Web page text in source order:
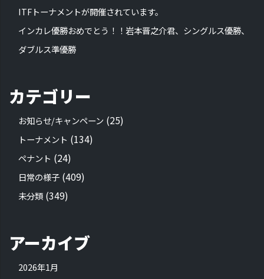
ITFトーナメントが開催されています。
インカレ優勝おめでとう！！岩本晋之介君、シングルス優勝、
ダブルス準優勝
カテゴリー
お知らせ/キャンペーン (25)
トーナメント (134)
ペナント (24)
日常の様子 (409)
未分類 (349)
アーカイブ
2026年1月